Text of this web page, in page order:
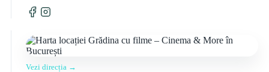
Vezi direcția →